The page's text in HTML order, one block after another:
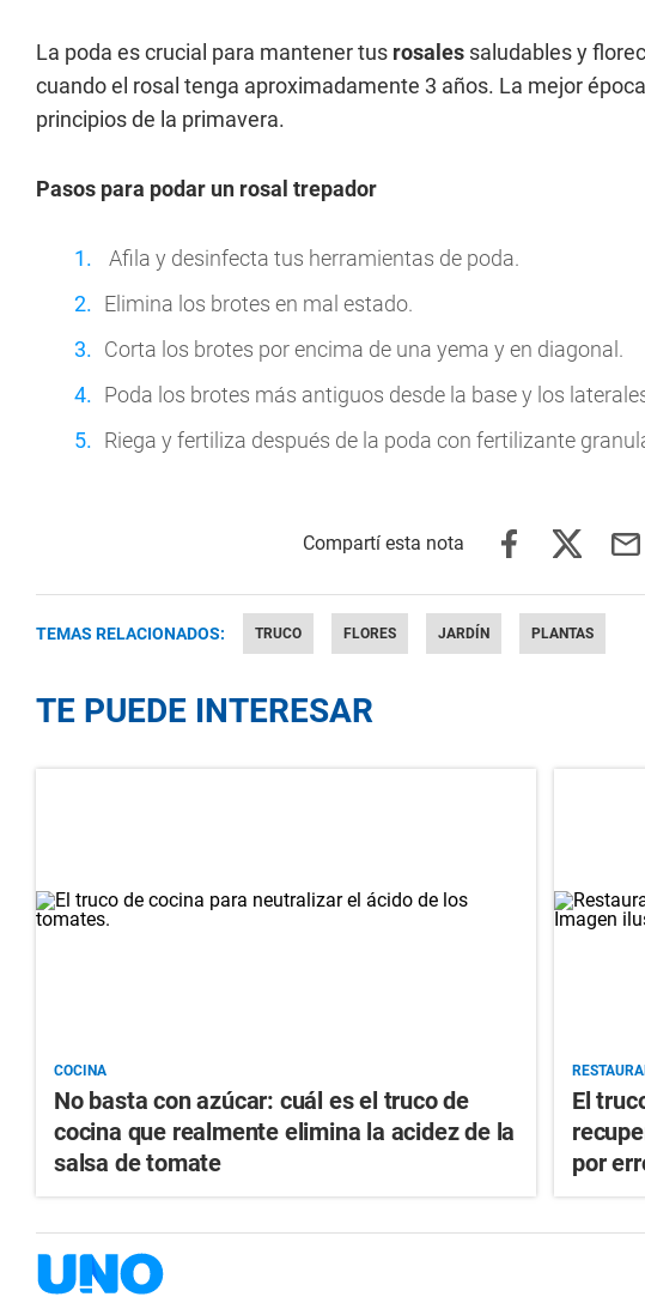
La poda es crucial para mantener tus rosales saludables y
cuando el rosal tenga aproximadamente 3 años. La mejor
principios de la primavera.
Pasos para podar un rosal trepador
Afila y desinfecta tus herramientas de poda.
Elimina los brotes en mal estado.
Corta los brotes por encima de una yema y en diagonal.
Poda los brotes más antiguos desde la base y los
Riega y fertiliza después de la poda con fertilizante
TEMAS RELACIONADOS: TRUCO FLORES JARDÍN PLANTAS
TE PUEDE INTERESAR
COCINA
No basta con azúcar: cuál es el truco de
cocina que realmente elimina la acidez de la
salsa de tomate
El
por